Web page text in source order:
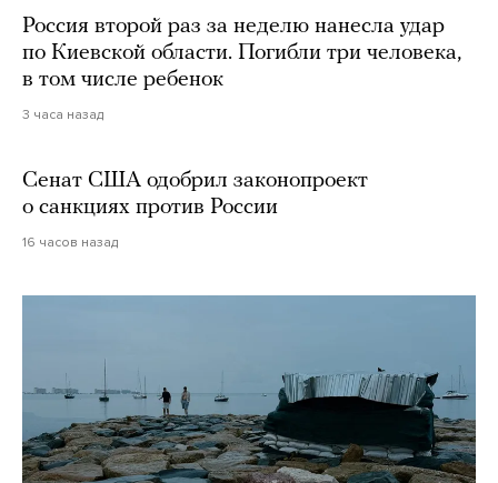
Россия второй раз за неделю нанесла удар
по Киевской области. Погибли три человека,
в том числе ребенок
3 часа назад
Сенат США одобрил законопроект
о санкциях против России
16 часов назад